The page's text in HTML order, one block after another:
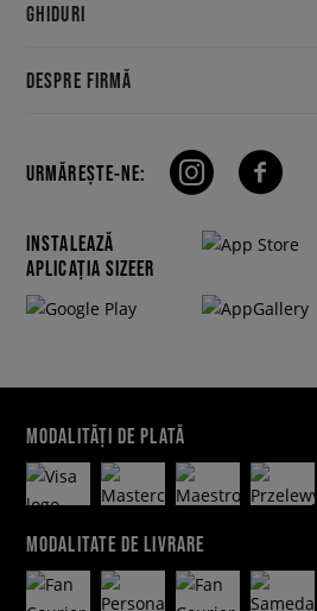
GHIDURI
DESPRE FIRMĂ
URMĂREȘTE-NE:
INSTALEAZĂ
APLICAȚIA SIZEER
MODALITĂȚI DE PLATĂ
MODALITATE DE LIVRARE